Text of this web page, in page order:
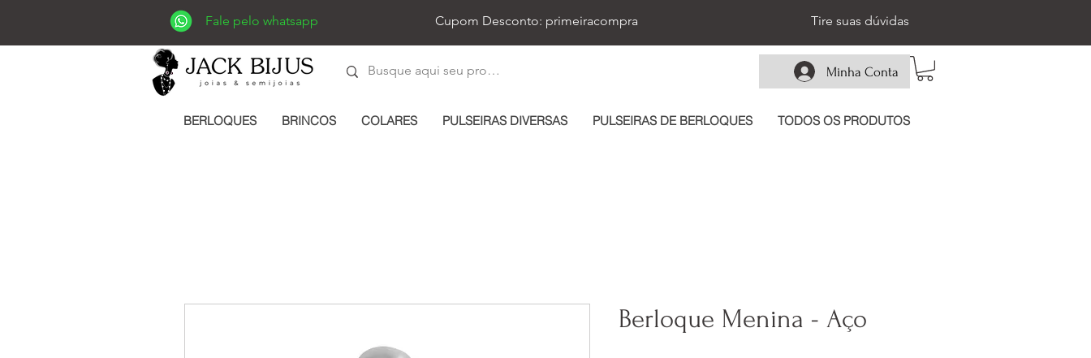
Fale pelo whatsapp Cupom Desconto: primeiracompra Tire suas dúvidas
Minha Conta
BERLOQUES BRINCOS COLARES PULSEIRAS DIVERSAS PULSEIRAS DE BERLOQUES TODOS OS PRODUTOS
Berloque Menina - Aço